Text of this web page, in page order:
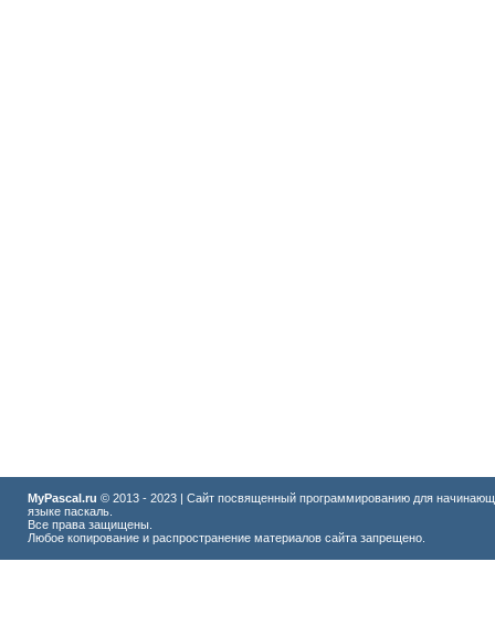
MyPascal.ru © 2013 - 2023 | Сайт посвященный программированию для
языке паскаль.
Все права защищены.
Любое копирование и распространение материалов сайта запрещено.